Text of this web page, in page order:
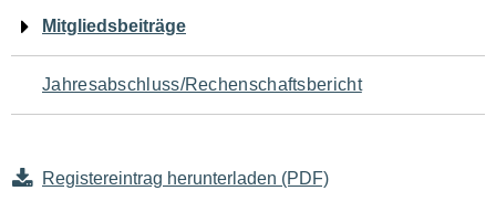
Mitgliedsbeiträge
Jahresabschluss/Rechenschaftsbericht
Registereintrag herunterladen (PDF)